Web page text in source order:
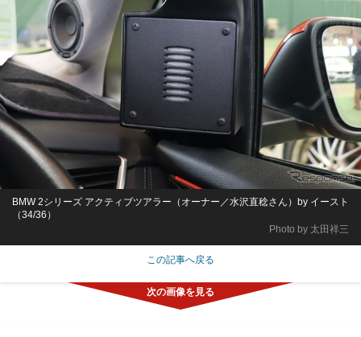
Photo by 太田祥三
BMW 2シリーズ アクティブツアラー（オーナー／水沢直稔さん）by イースト
（34/36）
この記事へ戻る